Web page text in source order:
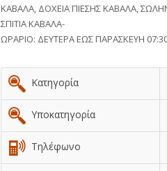
ΚΑΒΑΛΑ, ΔΟΧΕΙΑ ΠΙΕΣΗΣ ΚΑΒΑΛΑ,
ΣΠΙΤΙΑ ΚΑΒΑΛΑ-
ΩΡΑΡΙΟ: ΔΕΥΤΕΡΑ ΕΩΣ ΠΑΡΑΣΚΕΥΗ
Κατηγορία
Υποκατηγορία
Τηλέφωνο